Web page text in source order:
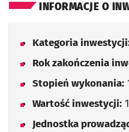
INFORMACJE O
Kategoria
Rok zakończenia
Stopień wykonania:
Wartość inwestycji:
Jednostka